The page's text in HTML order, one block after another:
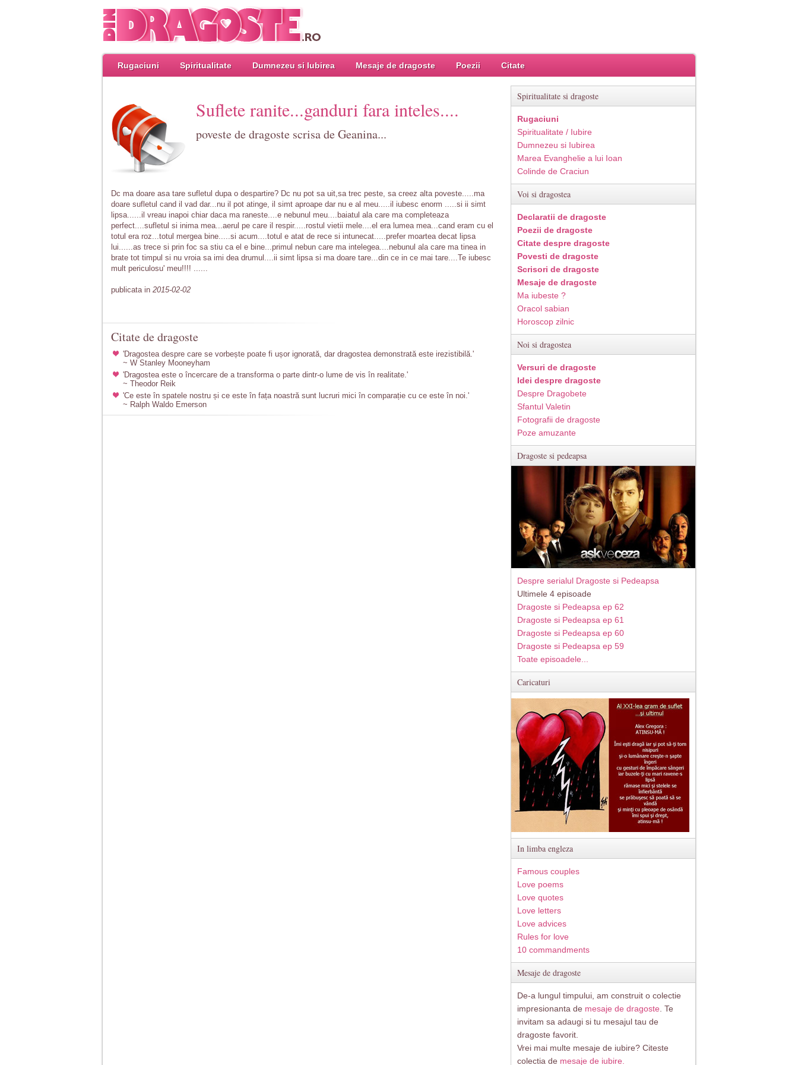
Rugaciuni Spiritualitate Dumnezeu si Iubirea Mesaje de dragoste Poezii Citate
Suflete ranite...ganduri fara inteles....
poveste de dragoste scrisa de Geanina...
Dc ma doare asa tare sufletul dupa o despartire? Dc nu pot sa uit,sa trec peste, sa creez alta poveste.....ma
doare sufletul cand il vad dar...nu il pot atinge, il simt aproape dar nu e al meu.....il iubesc enorm .....si ii simt
lipsa......il vreau inapoi chiar daca ma raneste....e nebunul meu....baiatul ala care ma completeaza
perfect....sufletul si inima mea...aerul pe care il respir.....rostul vietii mele....el era lumea mea...cand eram cu el
totul era roz...totul mergea bine.....si acum....totul e atat de rece si intunecat.....prefer moartea decat lipsa
lui......as trece si prin foc sa stiu ca el e bine...primul nebun care ma intelegea....nebunul ala care ma tinea in
brate tot timpul si nu vroia sa imi dea drumul....ii simt lipsa si ma doare tare...din ce in ce mai tare....Te iubesc
mult periculosu' meu!!!! ......
publicata in 2015-02-02
Citate de dragoste
'Dragostea despre care se vorbește poate fi ușor ignorată, dar dragostea demonstrată este irezistibilă.'
~ W Stanley Mooneyham
'Dragostea este o încercare de a transforma o parte dintr-o lume de vis în realitate.'
~ Theodor Reik
'Ce este în spatele nostru și ce este în fața noastră sunt lucruri mici în comparație cu ce este în noi.'
~ Ralph Waldo Emerson
Spiritualitate si dragoste
Rugaciuni
Spiritualitate / Iubire
Dumnezeu si Iubirea
Marea Evanghelie a lui Ioan
Colinde de Craciun
Voi si dragostea
Declaratii de dragoste
Poezii de dragoste
Citate despre dragoste
Povesti de dragoste
Scrisori de dragoste
Mesaje de dragoste
Ma iubeste ?
Oracol sabian
Horoscop zilnic
Noi si dragostea
Versuri de dragoste
Idei despre dragoste
Despre Dragobete
Sfantul Valetin
Fotografii de dragoste
Poze amuzante
Dragoste si pedeapsa
Despre serialul Dragoste si Pedeapsa
Ultimele 4 episoade
Dragoste si Pedeapsa ep 62
Dragoste si Pedeapsa ep 61
Dragoste si Pedeapsa ep 60
Dragoste si Pedeapsa ep 59
Toate episoadele...
Caricaturi
In limba engleza
Famous couples
Love poems
Love quotes
Love letters
Love advices
Rules for love
10 commandments
Mesaje de dragoste
De-a lungul timpului, am construit o colectie
impresionanta de mesaje de dragoste . Te
invitam sa adaugi si tu mesajul tau de
dragoste favorit.
Vrei mai multe mesaje de iubire? Citeste
colectia de mesaje de iubire.